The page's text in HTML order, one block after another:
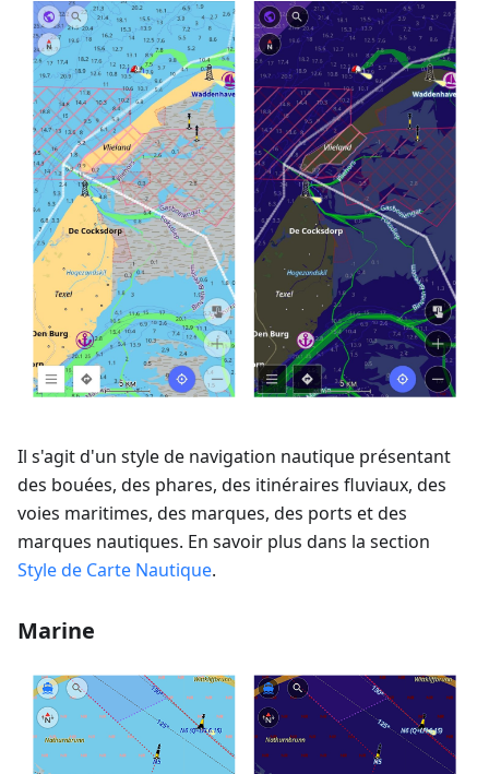
Il s'agit d'un style de navigation nautique présentant
des bouées, des phares, des itinéraires fluviaux, des
voies maritimes, des marques, des ports et des
marques nautiques. En savoir plus dans la section
Style de Carte Nautique.
Marine